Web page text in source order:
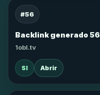
#56
Backlink generado 56
1obl.tv
SI Abrir